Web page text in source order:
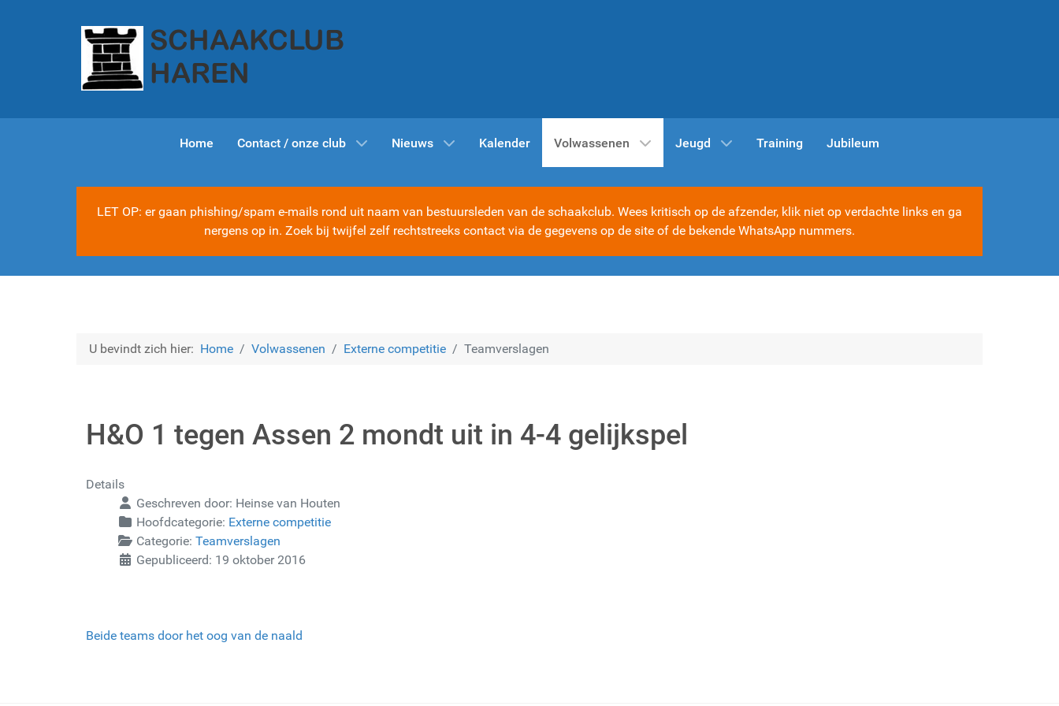
Home Contact / onze club Nieuws Kalender Volwassenen Jeugd Training Jubileum
LET OP: er gaan phishing/spam e-mails rond uit naam van bestuursleden van de schaakclub. Wees kritisch op de afzender, klik niet op verdachte links en ga
nergens op in. Zoek bij twijfel zelf rechtstreeks contact via de gegevens op de site of de bekende WhatsApp nummers.
U bevindt zich hier: Home Volwassenen Externe competitie Teamverslagen
H&O 1 tegen Assen 2 mondt uit in 4-4 gelijkspel
Details
Geschreven door: Heinse van Houten
Hoofdcategorie: Externe competitie
Categorie: Teamverslagen
Gepubliceerd: 19 oktober 2016
Beide teams door het oog van de naald